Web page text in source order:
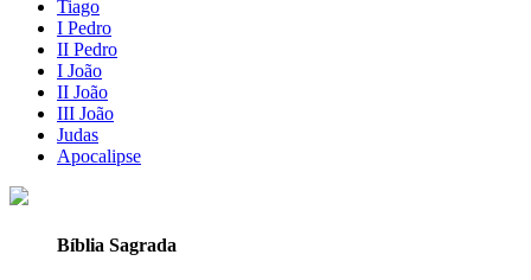
Tiago
I Pedro
II Pedro
I João
II João
III João
Judas
Apocalipse
Bíblia Sagrada